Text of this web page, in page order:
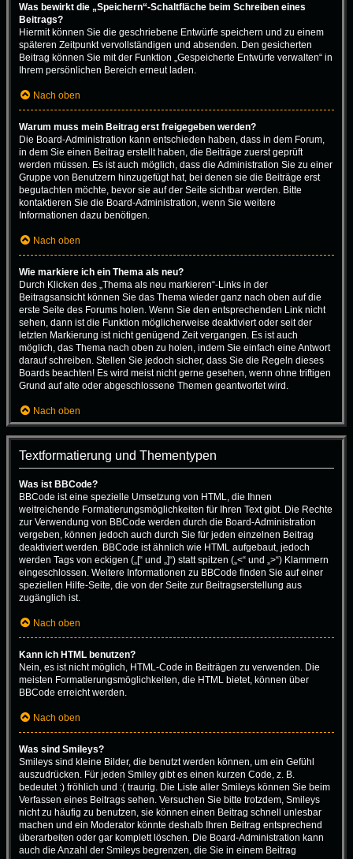
Was bewirkt die „Speichern“-Schaltfläche beim Schreiben eines
Beitrags?
Hiermit können Sie die geschriebene Entwürfe speichern und zu einem
späteren Zeitpunkt vervollständigen und absenden. Den gesicherten
Beitrag können Sie mit der Funktion „Gespeicherte Entwürfe verwalten“ in
Ihrem persönlichen Bereich erneut laden.
Nach oben
Warum muss mein Beitrag erst freigegeben werden?
Die Board-Administration kann entschieden haben, dass in dem Forum,
in dem Sie einen Beitrag erstellt haben, die Beiträge zuerst geprüft
werden müssen. Es ist auch möglich, dass die Administration Sie zu einer
Gruppe von Benutzern hinzugefügt hat, bei denen sie die Beiträge erst
begutachten möchte, bevor sie auf der Seite sichtbar werden. Bitte
kontaktieren Sie die Board-Administration, wenn Sie weitere
Informationen dazu benötigen.
Nach oben
Wie markiere ich ein Thema als neu?
Durch Klicken des „Thema als neu markieren“-Links in der
Beitragsansicht können Sie das Thema wieder ganz nach oben auf die
erste Seite des Forums holen. Wenn Sie den entsprechenden Link nicht
sehen, dann ist die Funktion möglicherweise deaktiviert oder seit der
letzten Markierung ist nicht genügend Zeit vergangen. Es ist auch
möglich, das Thema nach oben zu holen, indem Sie einfach eine Antwort
darauf schreiben. Stellen Sie jedoch sicher, dass Sie die Regeln dieses
Boards beachten! Es wird meist nicht gerne gesehen, wenn ohne triftigen
Grund auf alte oder abgeschlossene Themen geantwortet wird.
Nach oben
Textformatierung und Thementypen
Was ist BBCode?
BBCode ist eine spezielle Umsetzung von HTML, die Ihnen
weitreichende Formatierungsmöglichkeiten für Ihren Text gibt. Die Rechte
zur Verwendung von BBCode werden durch die Board-Administration
vergeben, können jedoch auch durch Sie für jeden einzelnen Beitrag
deaktiviert werden. BBCode ist ähnlich wie HTML aufgebaut, jedoch
werden Tags von eckigen („[“ und „]“) statt spitzen („<“ und „>“) Klammern
eingeschlossen. Weitere Informationen zu BBCode finden Sie auf einer
speziellen Hilfe-Seite, die von der Seite zur Beitragserstellung aus
zugänglich ist.
Nach oben
Kann ich HTML benutzen?
Nein, es ist nicht möglich, HTML-Code in Beiträgen zu verwenden. Die
meisten Formatierungsmöglichkeiten, die HTML bietet, können über
BBCode erreicht werden.
Nach oben
Was sind Smileys?
Smileys sind kleine Bilder, die benutzt werden können, um ein Gefühl
auszudrücken. Für jeden Smiley gibt es einen kurzen Code, z. B.
bedeutet :) fröhlich und :( traurig. Die Liste aller Smileys können Sie beim
Verfassen eines Beitrags sehen. Versuchen Sie bitte trotzdem, Smileys
nicht zu häufig zu benutzen, sie können einen Beitrag schnell unlesbar
machen und ein Moderator könnte deshalb Ihren Beitrag entsprechend
überarbeiten oder gar komplett löschen. Die Board-Administration kann
auch die Anzahl der Smileys begrenzen, die Sie in einem Beitrag